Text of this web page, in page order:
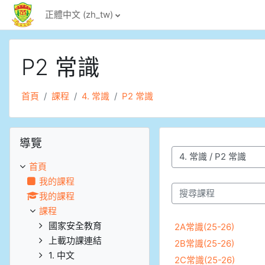
跳至主內容
正體中文 ‎(zh_tw)‎
P2 常識
首頁 課程 4. 常識 P2 常識
課程類別
搜尋課程
2A常識(25-26)
2B常識(25-26)
2C常識(25-26)
導覽
首頁
我的課程
我的課程
課程
國家安全教育
上載功課連結
1. 中文